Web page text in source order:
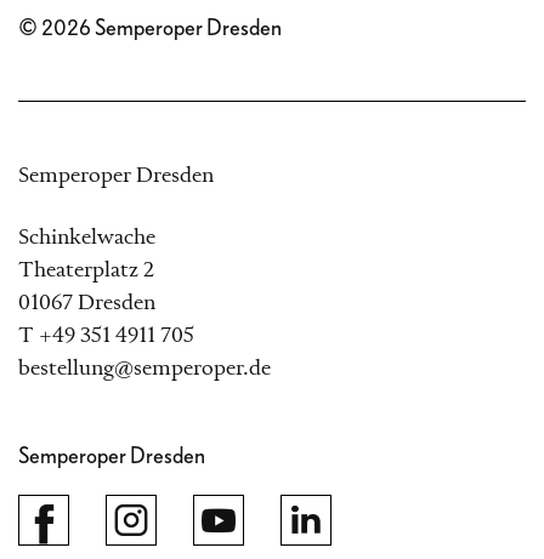
© 2026 Semperoper Dresden
Semperoper Dresden
Schinkelwache
Theaterplatz 2
01067 Dresden
T +49 351 4911 705
bestellung@semperoper.de
Semperoper Dresden